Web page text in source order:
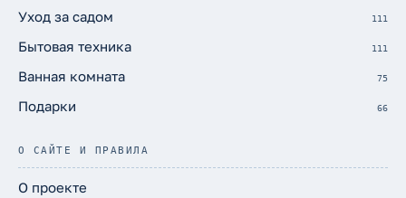
Уход за садом 111
Бытовая техника 111
Ванная комната 75
Подарки 66
О САЙТЕ И ПРАВИЛА
О проекте